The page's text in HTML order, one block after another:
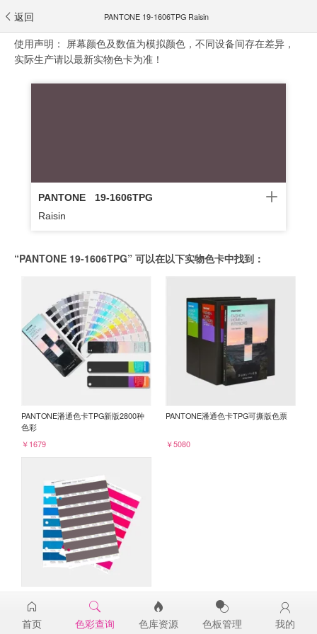
返回 PANTONE 19-1606TPG Raisin
使用声明： 屏幕颜色及数值为模拟颜色，不同设备间存在差异，
实际生产请以最新实物色卡为准！
PANTONE
19-1606TPG
Raisin
“PANTONE 19-1606TPG” 可以在以下实物色卡中找到：
PANTONE潘通色卡TPG新版2800种
色彩
￥1679
PANTONE潘通色卡TPG可撕版色票
￥5080
19-1606TPG
￥98
首页 色彩查询 色库资源 色板管理 我的